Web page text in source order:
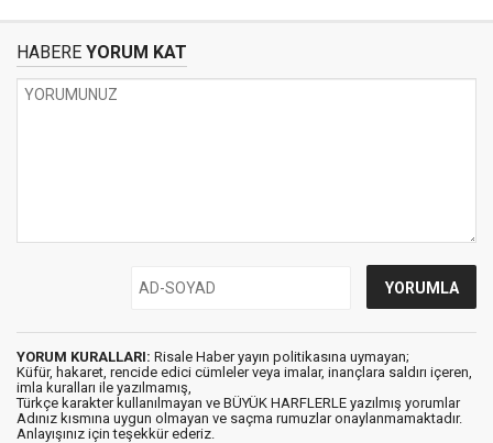
HABERE YORUM KAT
YORUM KURALLARI: Risale Haber yayın politikasına uymayan;
Küfür, hakaret, rencide edici cümleler veya imalar, inançlara saldırı içeren,
imla kuralları ile yazılmamış,
Türkçe karakter kullanılmayan ve BÜYÜK HARFLERLE yazılmış yorumlar
Adınız kısmına uygun olmayan ve saçma rumuzlar onaylanmamaktadır.
Anlayışınız için teşekkür ederiz.